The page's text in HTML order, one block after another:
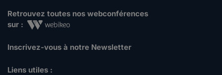
Retrouvez toutes nos webconférences
sur :
Inscrivez-vous à notre Newsletter
Liens utiles :